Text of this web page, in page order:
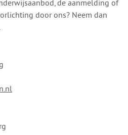
de aanmelding of
door ons? Neem dan